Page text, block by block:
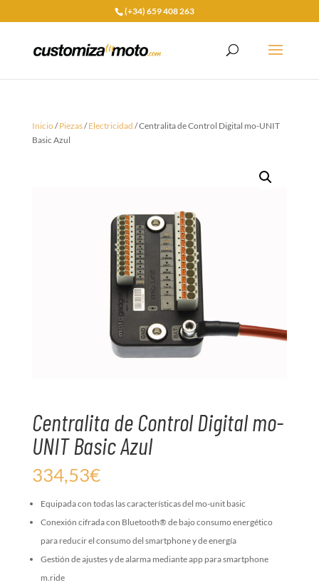
(+34) 659 408 263
Inicio/Piezas/Electricidad / Centralita de Control Digital mo-UNIT
Basic Azul
Centralita de Control Digital mo-
UNIT Basic Azul
334,53€
Equipada con todas las características del mo-unit basic
Conexión cifrada con Bluetooth® de bajo consumo energético
para reducir el consumo del smartphone y de energía
Gestión de ajustes y de alarma mediante app para smartphone
m.ride